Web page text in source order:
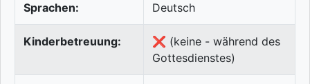
Sprachen: Deutsch
Kinderbetreuung:
❌ (keine - während des
Gottesdienstes)